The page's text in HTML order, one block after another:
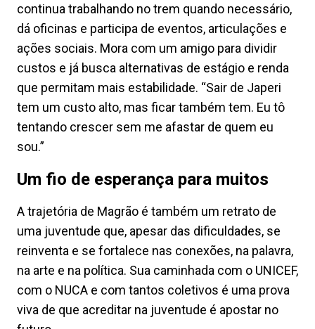
continua trabalhando no trem quando necessário,
dá oficinas e participa de eventos, articulações e
ações sociais. Mora com um amigo para dividir
custos e já busca alternativas de estágio e renda
que permitam mais estabilidade. “Sair de Japeri
tem um custo alto, mas ficar também tem. Eu tô
tentando crescer sem me afastar de quem eu
sou.”
Um fio de esperança para muitos
A trajetória de Magrão é também um retrato de
uma juventude que, apesar das dificuldades, se
reinventa e se fortalece nas conexões, na palavra,
na arte e na política. Sua caminhada com o UNICEF,
com o NUCA e com tantos coletivos é uma prova
viva de que acreditar na juventude é apostar no